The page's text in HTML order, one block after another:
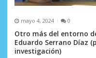
mayo 4, 2024 0
Otro más del entorno
Eduardo Serrano Díaz
investigación)